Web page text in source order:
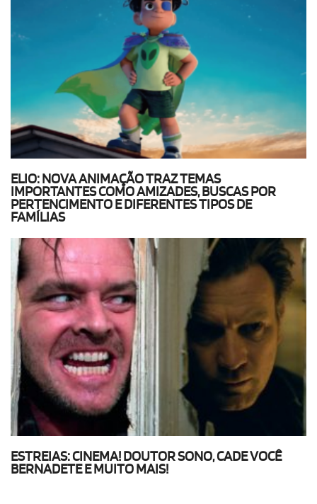
ELIO: NOVA ANIMAÇÃO TRAZ TEMAS
IMPORTANTES COMO AMIZADES, BUSCAS POR
PERTENCIMENTO E DIFERENTES TIPOS DE
FAMÍLIAS
ESTREIAS: CINEMA! DOUTOR SONO, CADE VOCÊ
BERNADETE E MUITO MAIS!